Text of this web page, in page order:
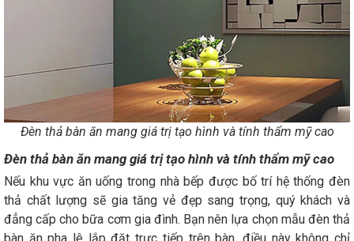
Đèn thả bàn ăn mang giá trị tạo hình và tính thẩm mỹ cao
Đèn thả bàn ăn mang giá trị tạo hình và tính thẩm mỹ cao
Nếu khu vực ăn uống trong nhà bếp được bố trí hệ thống đèn
thả chất lượng sẽ gia tăng vẻ đẹp sang trọng, quý khách và
đẳng cấp cho bữa cơm gia đình. Bạn nên lựa chọn mẫu đèn thả
bàn ăn pha lê lắp đặt trực tiếp trên bàn, điều này không chỉ